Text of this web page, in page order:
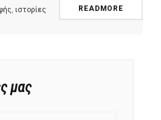
ιστορίες
READMORE
μας